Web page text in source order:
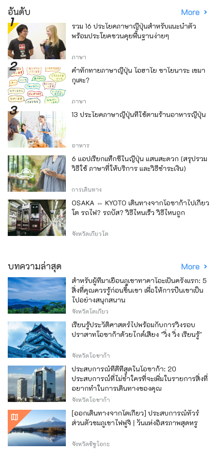
อันดับ More
รวม 16 ประโยคภาษาญี่ปุ่นสำหรับแนะนำตัว
พร้อมประโยคชวนคุยพื้นฐานง่ายๆ
ภาษา
คำทักทายภาษาญี่ปุ่น โอฮาโย ซาโยนาระ เซมา
กุเตะ?
ภาษา
13 ประโยคภาษาญี่ปุ่นที่ใช้ตามร้านอาหารญี่ปุ่น
อาหาร
6 แอปเรียกแท็กซี่ในญี่ปุ่น แสนสะดวก (สรุปรวม
วิธีใช้ ภาษาที่ให้บริการ และวิธีชำระเงิน)
การเดินทาง
OSAKA ⇔ KYOTO เดินทางจากโอซาก้าไปเกียว
โต รถไฟ? รถบัส? วิธีไหนเร็ว วิธีไหนถูก
จังหวัดเกียวโต
บทความล่าสุด More
สำหรับผู้ที่มาเยือนภูเขาทาคาโอะเป็นครั้งแรก: 5
สิ่งที่คุณควรรู้ก่อนขึ้นเขา เพื่อให้การปีนเขาเป็น
ไปอย่างสนุกสนาน
จังหวัดโตเกียว
เรียนรู้ประวัติศาสตร์ไปพร้อมกับการวิ่งรอบ
ปราสาทโอซาก้าด้วยไกด์เสียง "วิ่ง วิ่ง เรียนรู้"
จังหวัดโอซาก้า
ประสบการณ์ที่ดีที่สุดในโอซาก้า: 20
ประสบการณ์ที่ไม่ซ้ำใครที่จะเพิ่มในรายการสิ่งที่
อยากทำในการเดินทางของคุณ
จังหวัดโอซาก้า
[ออกเดินทางจากโตเกียว] ประสบการณ์ทัวร์
ส่วนตัวชมภูเขาไฟฟูจิ | วันแห่งอิสรภาพสุดหรู
จังหวัดชิซูโอกะ